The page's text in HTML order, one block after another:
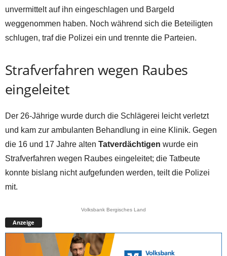
unvermittelt auf ihn eingeschlagen und Bargeld
weggenommen haben. Noch während sich die Beteiligten
schlugen, traf die Polizei ein und trennte die Parteien.
Strafverfahren wegen Raubes
eingeleitet
Der 26-Jährige wurde durch die Schlägerei leicht verletzt
und kam zur ambulanten Behandlung in eine Klinik. Gegen
die 16 und 17 Jahre alten Tatverdächtigen wurde ein
Strafverfahren wegen Raubes eingeleitet; die Tatbeute
konnte bislang nicht aufgefunden werden, teilt die Polizei
mit.
Volksbank Bergisches Land
Anzeige